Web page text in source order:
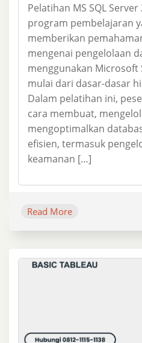
Pelatihan MS SQL
program pembelajaran
memberikan
mengenai pengelolaan
menggunakan Microsoft
mulai dari dasar-dasar
Dalam pelatihan ini,
cara membuat,
mengoptimalkan
efisien, termasuk
keamanan […]
Read More